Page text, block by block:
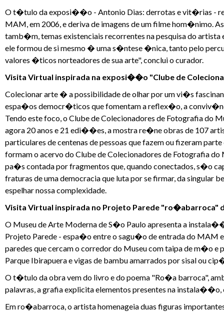
O t�tulo da exposi��o - Antonio Dias: derrotas e vit�rias -
MAM, em 2006, e deriva de imagens de um filme hom�nimo.
tamb�m, temas existenciais recorrentes na pesquisa do
ele formou de si mesmo � uma s�ntese �nica, tanto pelo
valores �ticos norteadores de sua arte", conclui o curador.
Visita Virtual inspirada na exposi��o "Clube de
Colecionar arte � a possibilidade de olhar por um vi�s
espa�os democr�ticos que fomentam a reflex�o, a
Tendo este foco, o Clube de Colecionadores de Fotografia do
agora 20 anos e 21 edi��es, a mostra re�ne obras de 107
particulares de centenas de pessoas que fazem ou fizeram
formam o acervo do Clube de Colecionadores de Fotografia
pa�s contada por fragmentos que, quando conectados, s�o
fraturas de uma democracia que luta por se firmar, da singular
espelhar nossa complexidade.
Visita Virtual inspirada no Projeto Parede "ro�abarroca"
O Museu de Arte Moderna de S�o Paulo apresenta a
Projeto Parede - espa�o entre o sagu�o de entrada do MAM
paredes que cercam o corredor do Museu com taipa de m�o e
Parque Ibirapuera e vigas de bambu amarrados por sisal ou
O t�tulo da obra vem do livro e do poema "Ro�a barroca",
palavras, a grafia explicita elementos presentes na
Em ro�abarroca, o artista homenageia duas figuras